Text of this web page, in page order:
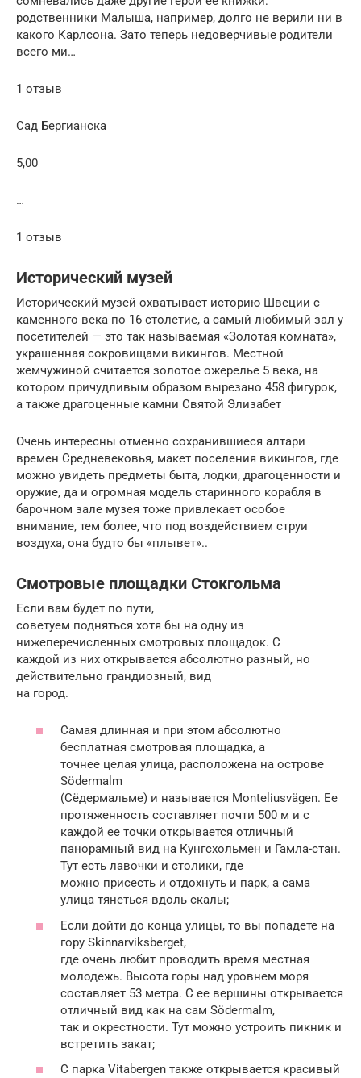
родственники Малыша, например, долго не верили ни в
какого Карлсона. Зато теперь недоверчивые родители
всего ми…
1 отзыв
Сад Бергианска
5,00
…
1 отзыв
Исторический музей
Исторический музей охватывает историю Швеции с
каменного века по 16 столетие, а самый любимый зал у
посетителей — это так называемая «Золотая комната»,
украшенная сокровищами викингов. Местной
жемчужиной считается золотое ожерелье 5 века, на
котором причудливым образом вырезано 458 фигурок,
а также драгоценные камни Святой Элизабет
Очень интересны отменно сохранившиеся алтари
времен Средневековья, макет поселения викингов, где
можно увидеть предметы быта, лодки, драгоценности и
оружие, да и огромная модель старинного корабля в
барочном зале музея тоже привлекает особое
внимание, тем более, что под воздействием струи
воздуха, она будто бы «плывет»..
Смотровые площадки Стокгольма
Если вам будет по пути,
советуем подняться хотя бы на одну из
нижеперечисленных смотровых площадок. С
каждой из них открывается абсолютно разный, но
действительно грандиозный, вид
на город.
Самая длинная и при этом абсолютно
бесплатная смотровая площадка, а
точнее целая улица, расположена на острове
Södermalm
(Сёдермальме) и называется Monteliusvägen. Ее
протяженность составляет почти 500 м и с
каждой ее точки открывается отличный
панорамный вид на Кунгсхольмен и Гамла-стан.
Тут есть лавочки и столики, где
можно присесть и отдохнуть и парк, а сама
улица тянеться вдоль скалы;
Если дойти до конца улицы, то вы попадете на
гору Skinnarviksberget,
где очень любит проводить время местная
молодежь. Высота горы над уровнем моря
составляет 53 метра. С ее вершины открывается
отличный вид как на сам Södermalm,
так и окрестности. Тут можно устроить пикник и
встретить закат;
С парка Vitabergen также открывается красивый